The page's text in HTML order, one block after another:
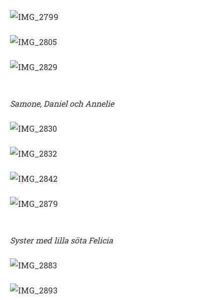
Samone, Daniel och Annelie
Syster med lilla söta Felicia